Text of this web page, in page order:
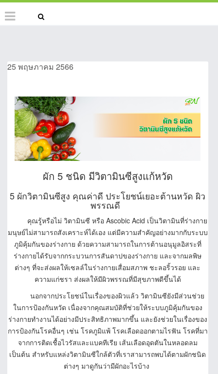
25 พฤษภาคม 2566
ผัก 5 ชนิด มีวิตามินซีสูงแก้หวัด
5 ผักวิตามินซีสูง คุณค่าดี ประโยชน์เยอะต้านหวัด ผิว
พรรณดี
คุณรู้หรือไม่ วิตามินซี หรือ Ascobic Acid เป็นวิตามินที่ร่างกาย
มนุษย์ไม่สามารถสังเคราะห์ได้เอง แต่มีความสำคัญอย่างมากกับระบบ
ภูมิคุ้มกันของร่างกาย ด้วยความสามารถในการต้านอนุมูลอิสระที่
ร่างกายได้รับจากกระบวนการสันดาปของร่างกาย และจากมลพิษ
ต่างๆ ที่จะส่งผลให้เซลล์ในร่างกายเสื่อมสภาพ ชะลอริ้วรอย และ
ความแก่ชรา ส่งผลให้มีผิวพรรณที่มีสุขภาพดีขึ้นได้
นอกจากประโยชน์ในเรื่องของผิวแล้ว วิตามินซียังมีส่วนช่วย
ในการป้องกันหวัด เนื่องจากคุณสมบัติที่ช่วยให้ระบบภูมิคุ้มกันของ
ร่างกายทำงานได้อย่างมีประสิทธิภาพมากขึ้น และยังช่วยในเรื่องของ
การป้องกันโรคอื่นๆ เช่น โรคภูมิแพ้ โรคเลือดออกตามไรฟัน โรคที่มา
จากการติดเชื้อไวรัสและแบคทีเรีย เส้นเลือดอุดตันในหลอดลม
เป็นต้น สำหรับแหล่งวิตามินซีใกล้ตัวที่เราสามารถพบได้ตามผักชนิด
ต่างๆ มาดูกันว่ามีผักอะไรบ้าง